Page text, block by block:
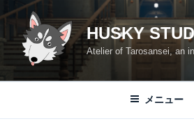
テ
HUSKY
Atelier of Tarosansei, an
メニュー